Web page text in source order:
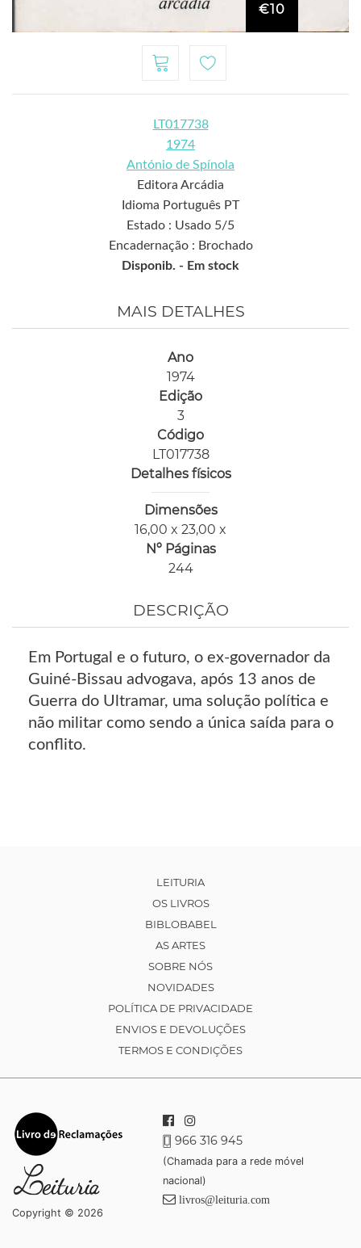
€10
LT017738
1974
António de Spínola
Editora Arcádia
Idioma Português PT
Estado : Usado 5/5
Encadernação : Brochado
Disponib. - Em stock
MAIS DETALHES
Ano
1974
Edição
3
Código
LT017738
Detalhes físicos
Dimensões
16,00 x 23,00 x
Nº Páginas
244
DESCRIÇÃO
Em Portugal e o futuro, o ex-governador da
Guiné-Bissau advogava, após 13 anos de
Guerra do Ultramar, uma solução política e
não militar como sendo a única saída para o
conflito.
LEITURIA
OS LIVROS
BIBLOBABEL
AS ARTES
SOBRE NÓS
NOVIDADES
POLÍTICA DE PRIVACIDADE
ENVIOS E DEVOLUÇÕES
TERMOS E CONDIÇÕES
Copyright © 2026
966 316 945
(Chamada para a rede móvel
nacional)
livros@leituria.com